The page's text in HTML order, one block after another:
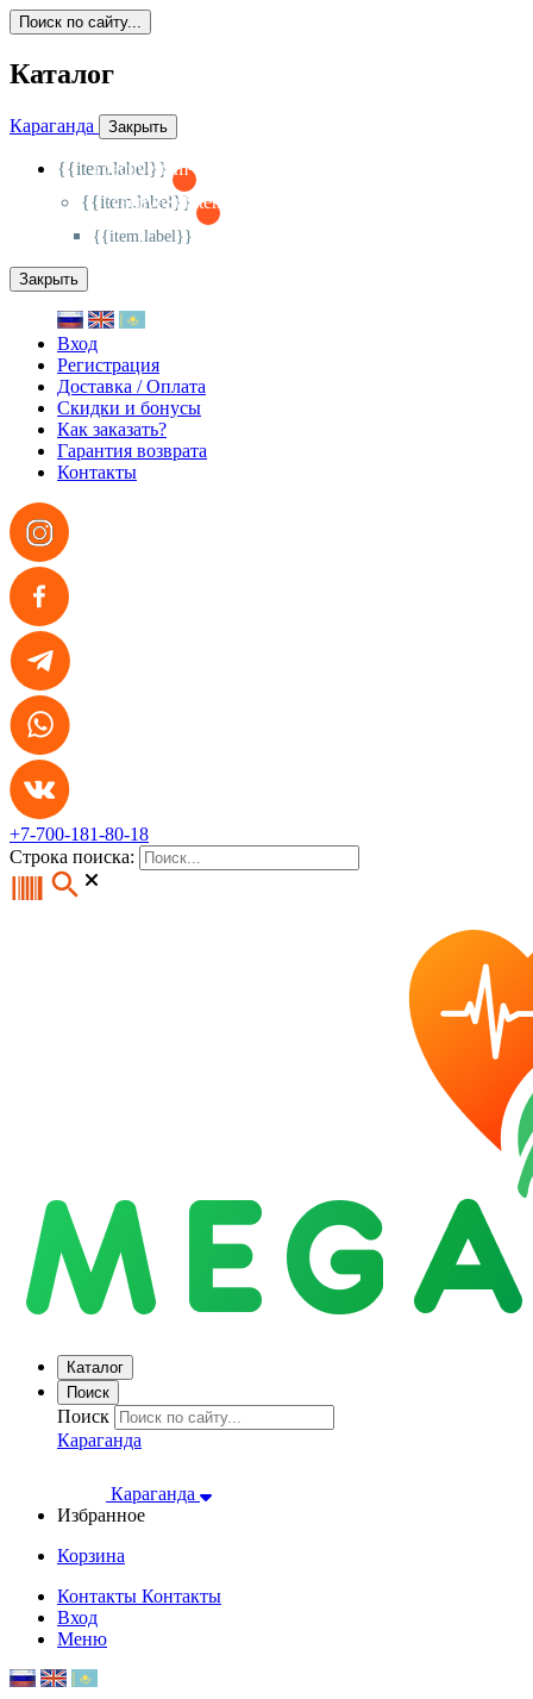
Поиск по сайту...
Каталог
Караганда Закрыть
{{item.label}}
{{activeItem==item.id?'-
{{item.label}}
{{activeSubitem==item.id?'-
{{item.label}}
Закрыть
Вход
Регистрация
Доставка / Оплата
Скидки и бонусы
Как заказать?
Гарантия возврата
Контакты
+7-700-181-80-18
Строка поиска:
Каталог
Поиск
Поиск
Караганда
Караганда
Избранное
Корзина
Контакты Контакты
Вход
Меню